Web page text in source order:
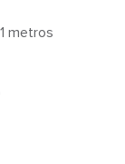
metros